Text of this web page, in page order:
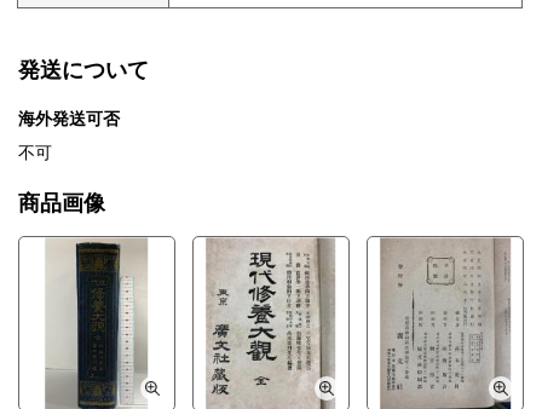
発送について
海外発送可否
不可
商品画像